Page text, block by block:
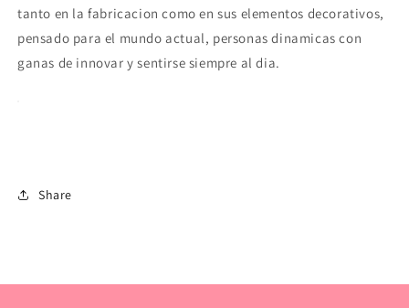
tanto en la fabricacion como en sus elementos decorativos,
pensado para el mundo actual, personas dinamicas con
ganas de innovar y sentirse siempre al dia.
Share